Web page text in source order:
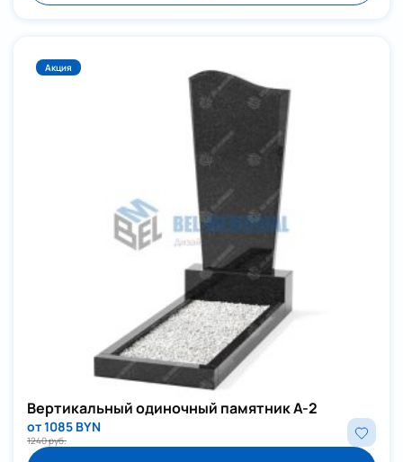
Акция
Вертикальный одиночный памятник А-2
от 1085 BYN
1240 руб.